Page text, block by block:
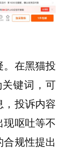
在黑猫投
关键词，可
，投诉内容
现呕吐等不
规性提出